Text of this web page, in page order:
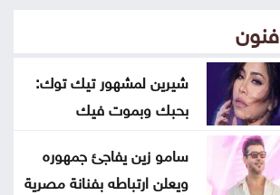
فعاليات صيف الأردن
فنون
شيرين لمشهور تيك توك:
بحبك وبموت فيك
سامو زين يفاجئ جمهوره
ويعلن ارتباطه بفنانة مصرية